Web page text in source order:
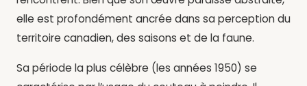
elle est profondément ancrée dans sa perception du
territoire canadien, des saisons et de la faune.
Sa période la plus célèbre (les années 1950) se